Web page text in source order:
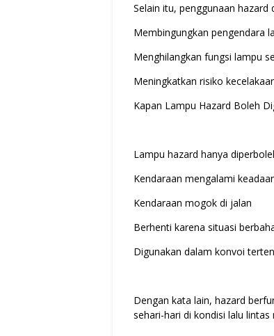
Selain itu, penggunaan hazard
Membingungkan pengendara
Menghilangkan fungsi lampu
Meningkatkan risiko
Kapan Lampu Hazard Boleh
Lampu hazard hanya
Kendaraan mengalami
Kendaraan mogok di jalan
Berhenti karena situasi
Digunakan dalam konvoi
Dengan kata lain, hazard
sehari-hari di kondisi lalu lintas